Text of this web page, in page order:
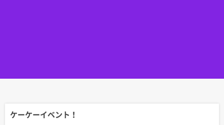
ケーケーイベント！